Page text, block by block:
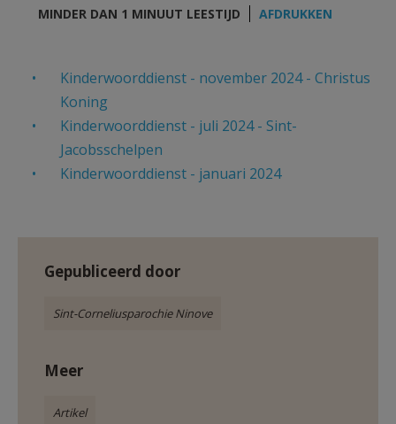
STARTPAGINA PORTAAL
AANMELDEN OF REGISTREREN
MINDER DAN 1 MINUUT LEESTIJD
AFDRUKKEN
Kinderwoorddienst - november 2024 - Christus
Koning
Kinderwoorddienst - juli 2024 - Sint-
Jacobsschelpen
Kinderwoorddienst - januari 2024
Gepubliceerd door
Sint-Corneliusparochie Ninove
Meer
Artikel